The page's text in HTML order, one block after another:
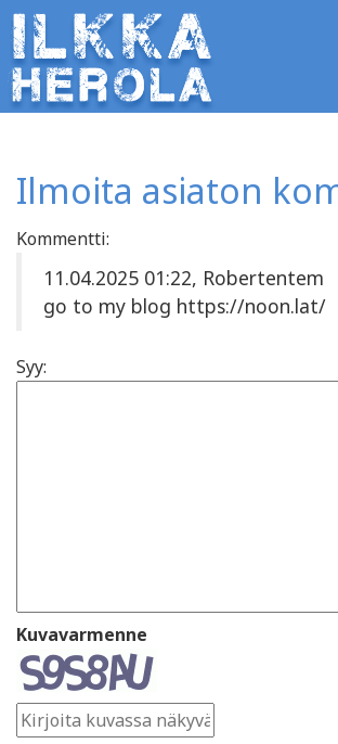
Ilmoita asiaton
Kommentti:
11.04.2025 01:22, Robertentem
go to my blog https://noon.lat/
Syy:
Kuvavarmenne